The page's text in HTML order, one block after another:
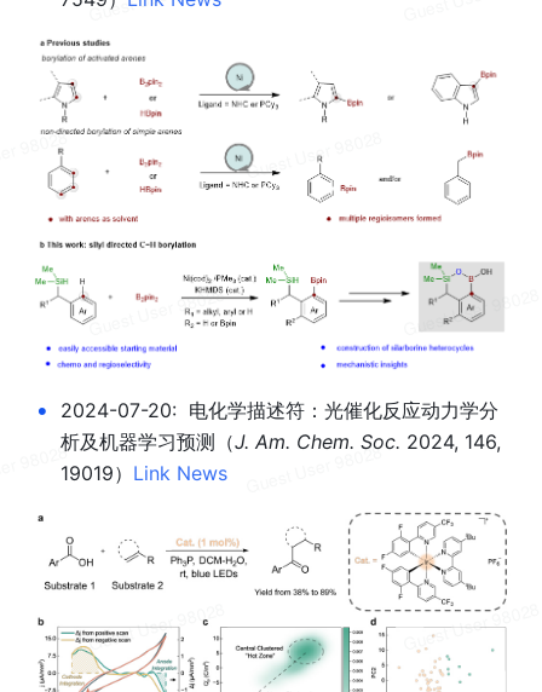
•
2024-07-20:  电化学描述符：光催化反应动力学分
析及机器学习预测 （J. Am. Chem. Soc. 2024, 146,
19019） Link News